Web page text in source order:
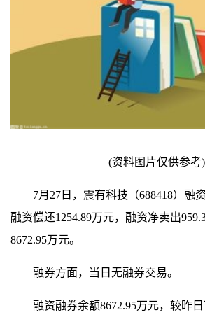
(资料图片仅供参考)
7月27日，震有科技（688418）融
融资偿还1254.89万元，融资净卖出
8672.95万元。
融券方面，当日无融券交易。
融资融券余额8672.95万元，较昨日